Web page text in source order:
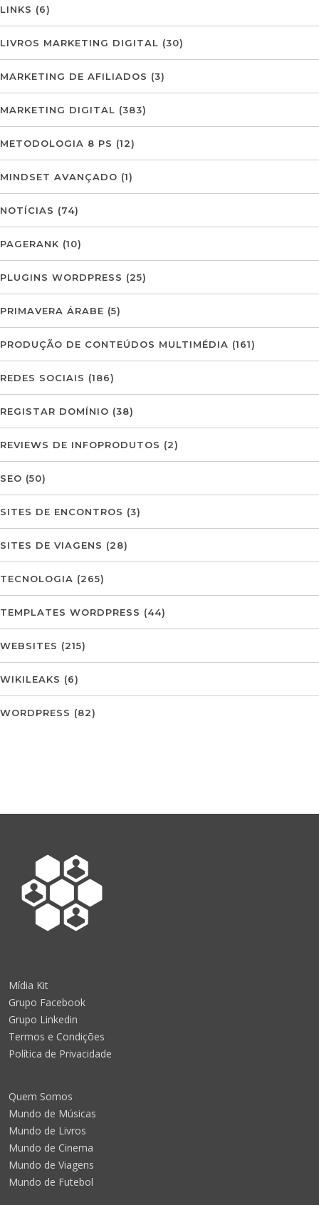
LINKS (6)
LIVROS MARKETING DIGITAL (30)
MARKETING DE AFILIADOS (3)
MARKETING DIGITAL (383)
METODOLOGIA 8 PS (12)
MINDSET AVANÇADO (1)
NOTÍCIAS (74)
PAGERANK (10)
PLUGINS WORDPRESS (25)
PRIMAVERA ÁRABE (5)
PRODUÇÃO DE CONTEÚDOS MULTIMÉDIA (161)
REDES SOCIAIS (186)
REGISTAR DOMÍNIO (38)
REVIEWS DE INFOPRODUTOS (2)
SEO (50)
SITES DE ENCONTROS (3)
SITES DE VIAGENS (28)
TECNOLOGIA (265)
TEMPLATES WORDPRESS (44)
WEBSITES (215)
WIKILEAKS (6)
WORDPRESS (82)
Mídia Kit
Grupo Facebook
Grupo Linkedin
Termos e Condições
Política de Privacidade
Quem Somos
Mundo de Músicas
Mundo de Livros
Mundo de Cinema
Mundo de Viagens
Mundo de Futebol